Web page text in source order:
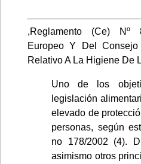
,Reglamento (Ce) Nº
Europeo Y Del
Relativo A La Higiene De
Uno de los
legislación
elevado de
personas, según
no 178/2002 (4).
asimismo otros